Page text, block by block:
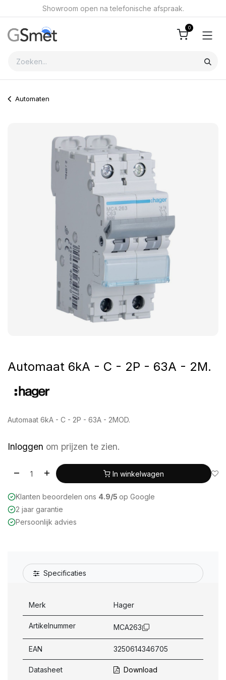
Overslaan naar inhoudShowroom open na telefonische afspraak.
0
Automaten
Automaat 6kA - C - 2P - 63A - 2M.
Automaat 6kA - C - 2P - 63A - 2MOD.
Inloggen om prijzen te zien.
In winkelwagen
Klanten beoordelen ons 4.9/5 op Google
2 jaar garantie
Persoonlijk advies
Specificaties
Merk Hager
Artikelnummer MCA263
EAN 3250614346705
Datasheet Download